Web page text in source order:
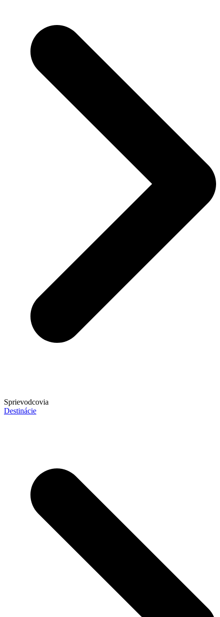
Sprievodcovia
Destinácie